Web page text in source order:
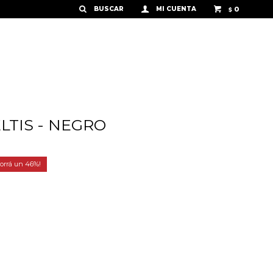
$ 0
- NEGRO
46